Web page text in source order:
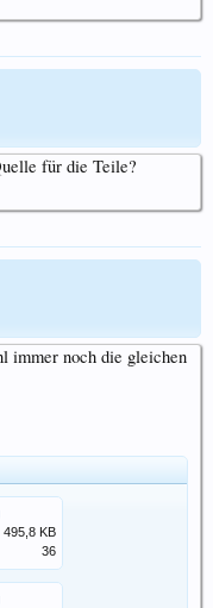
für die Teile?
immer noch die gleichen
495,8 KB
36